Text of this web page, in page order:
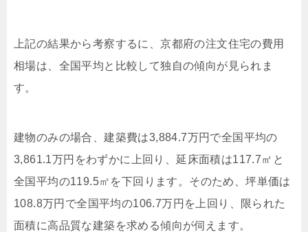
上記の結果から考察するに、京都府の注文住宅の費用
相場は、全国平均と比較して独自の傾向が見られま
す。
建物のみの場合、建築費は3,884.7万円で全国平均の
3,861.1万円をわずかに上回り、延床面積は117.7㎡と
全国平均の119.5㎡を下回ります。そのため、坪単価は
108.8万円で全国平均の106.7万円を上回り、限られた
面積に高品質な建築を求める傾向が伺えます。